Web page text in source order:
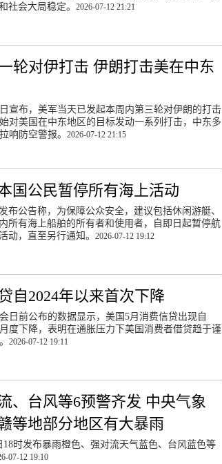
社会大局稳定。2026-07-12 21:21
轮对伊打击 伊朗打击美在中东
宣布，美军当天已发起本周内第三轮对伊朗的打击
对美国在中东地区的目标发动一系列打击，中东多
响防空警报。 2026-07-12 21:15
国公民暂停所有海上活动
布公告称，为保障公众安全，建议包括休闲游艇、
所有海上船舶的所有者和使用者，自即日起暂停航
动，直至另行通知。2026-07-12 19:12
自2024年以来首次下降
日前公布的数据显示，美国5月消费信贷出现自
度下降，表明在通胀压力下美国消费者借贷趋于谨
2026-07-12 19:11
、台风等6预警齐发 中央气象
等地部分地区有大暴雨
18时发布暴雨橙色、强对流天气蓝色、台风蓝色等
07-12 19:10